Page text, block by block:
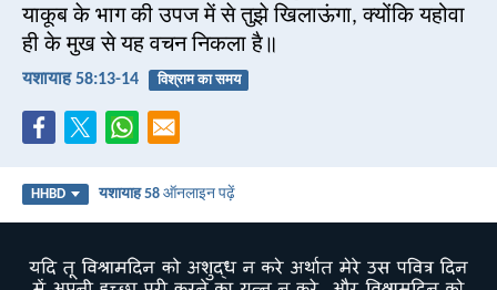
याकूब के भाग की उपज में से तुझे खिलाऊंगा, क्योंकि यहोवा
ही के मुख से यह वचन निकला है॥
यशायाह 58:13-14 विश्राम का समय
HHBD यशायाह 58 ऑनलाइन पढ़ें